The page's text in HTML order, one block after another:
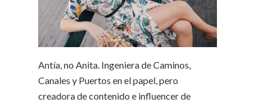
Antía, no Anita. Ingeniera de Caminos,
Canales y Puertos en el papel, pero
creadora de contenido e influencer de